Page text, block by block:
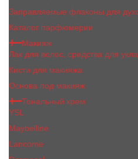
Заправляемые флаконы для
Каталог парфюмерии
Макияж
Лак для волос, средства для
Кисти для макияжа
Основа под макияж
Тональный крем
YSL
Maybelline
Lancome